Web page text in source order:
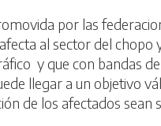
por las
al sector del
y que con bandas
llegar a un objetivo
de los afectados sean